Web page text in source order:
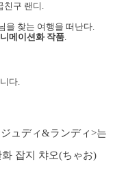
친구 랜디 .
을 찾는 여행을 떠난다.
메이션화 작품.
다.
ュディ&ランディ>는
잡지 챠오(ちゃお)